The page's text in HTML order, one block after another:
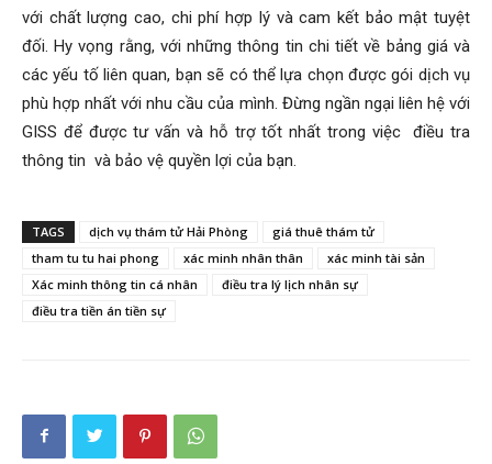
với chất lượng cao, chi phí hợp lý và cam kết bảo mật tuyệt
đối. Hy vọng rằng, với những thông tin chi tiết về bảng giá và
các yếu tố liên quan, bạn sẽ có thể lựa chọn được gói dịch vụ
phù hợp nhất với nhu cầu của mình. Đừng ngần ngại liên hệ với
GISS để được tư vấn và hỗ trợ tốt nhất trong việc
điều tra
thông tin và bảo vệ quyền lợi của bạn.
TAGS dịch vụ thám tử Hải Phòng
giá thuê thám tử
tham tu tu hai phong
xác minh nhân thân
xác minh tài sản
Xác minh thông tin cá nhân
điều tra lý lịch nhân sự
điều tra tiền án tiền sự